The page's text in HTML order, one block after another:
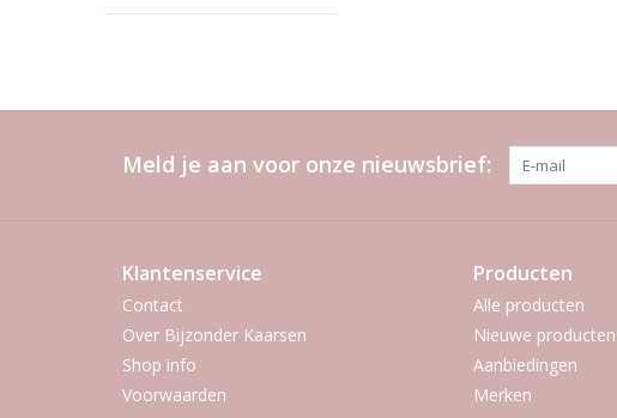
Meld je aan voor onze nieuwsbrief:
Klantenservice
Contact
Over Bijzonder Kaarsen
Shop info
Voorwaarden
Producten
Alle producten
Nieuwe producten
Aanbiedingen
Merken